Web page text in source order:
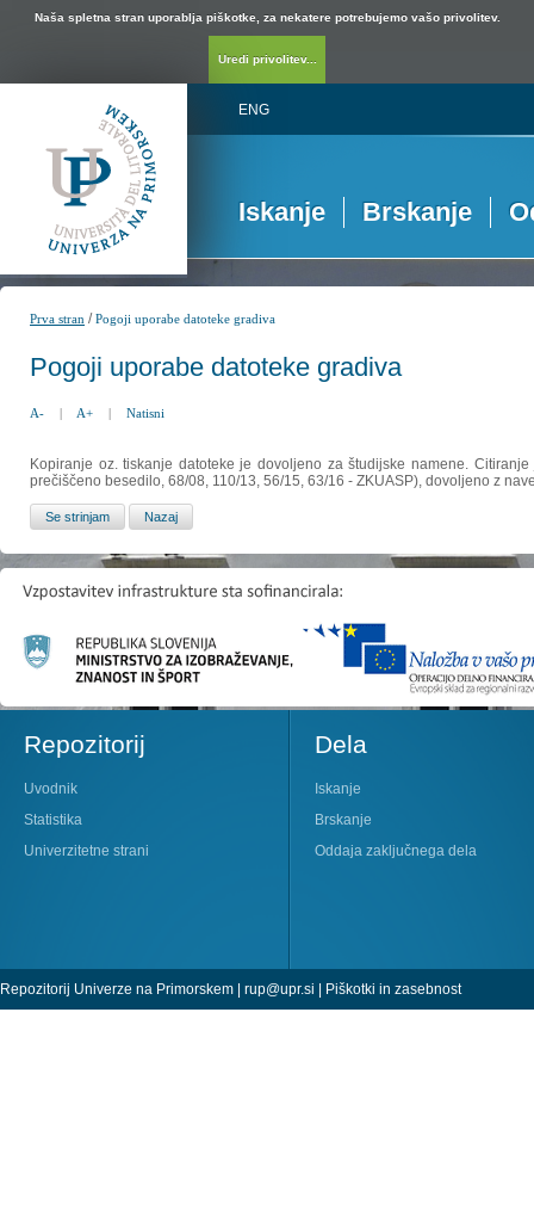
Naša spletna stran uporablja piškotke, za nekatere potrebujemo vašo privolitev.
Uredi privolitev...
ENG
Iskanje Brskanje
Prva stran /Pogoji uporabe datoteke gradiva
Pogoji uporabe datoteke gradiva
A- | A+ | Natisni
Kopiranje oz. tiskanje datoteke je dovoljeno za študijske namene.
prečiščeno besedilo, 68/08, 110/13, 56/15, 63/16 - ZKUASP), dovoljeno z
Repozitorij
Uvodnik
Statistika
Univerzitetne strani
Dela
Iskanje
Brskanje
Oddaja zaključnega dela
Repozitorij Univerze na Primorskem | rup@upr.si | Piškotki in zasebnost